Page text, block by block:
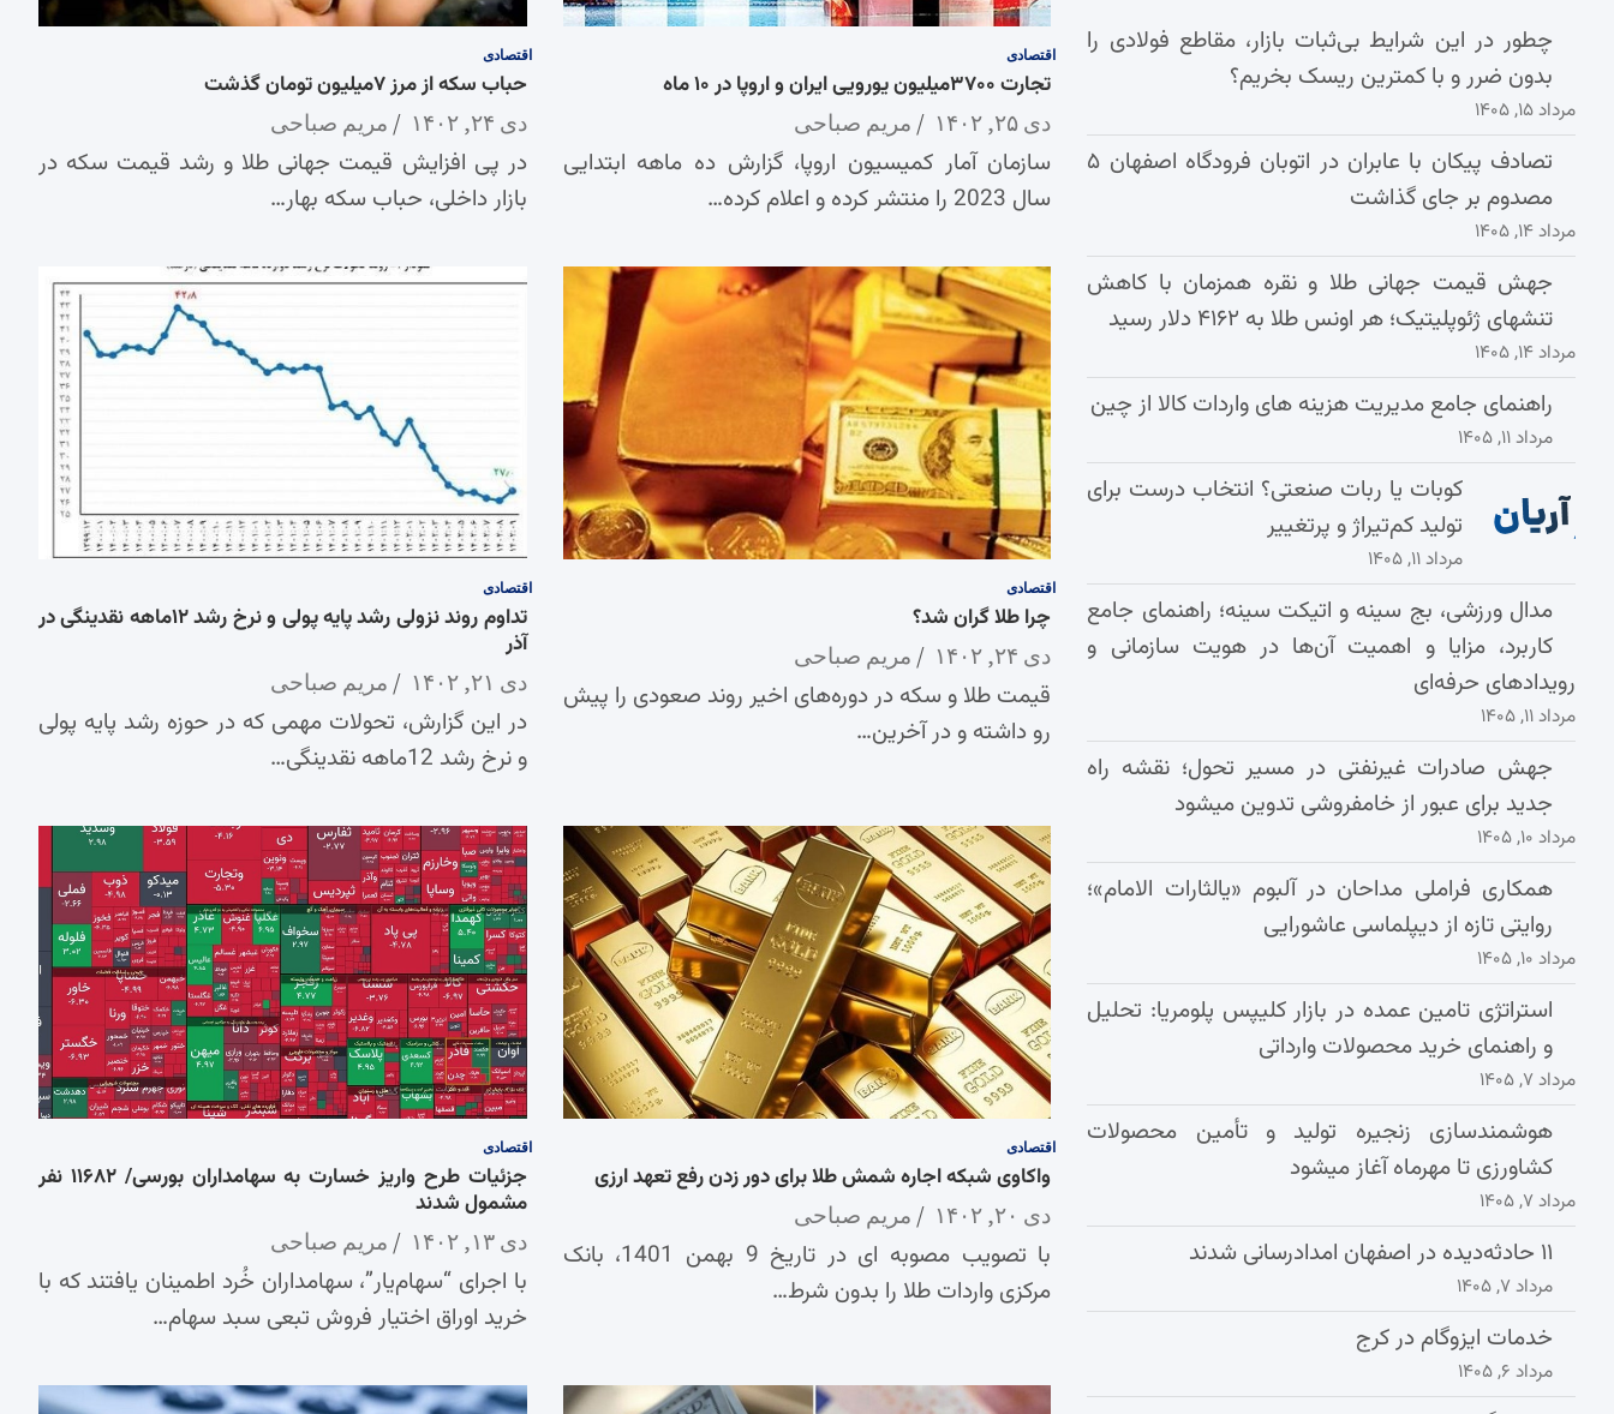
اقتصادی
تجارت ۳۷۰۰میلیون یورویی ایران و اروپا در ۱۰ ماه
دی ۲۵, ۱۴۰۲ مریم صباحی
سازمان آمار کمیسیون اروپا، گزارش ده ماهه ابتدایی
سال 2023 را منتشر کرده و اعلام کرده…
اقتصادی
حباب سکه از مرز ۷میلیون تومان گذشت
دی ۲۴, ۱۴۰۲ مریم صباحی
در پی افزایش قیمت جهانی طلا و رشد قیمت سکه در
بازار داخلی، حباب سکه بهار…
اقتصادی
چرا طلا گران شد؟
دی ۲۴, ۱۴۰۲ مریم صباحی
قیمت طلا و سکه در دوره‌های اخیر روند صعودی را پیش
رو داشته و در آخرین…
اقتصادی
تداوم روند نزولی رشد پایه پولی و نرخ رشد ۱۲ماهه نقدینگی در
آذر
دی ۲۱, ۱۴۰۲ مریم صباحی
در این گزارش، تحولات مهمی که در حوزه رشد پایه پولی
و نرخ رشد 12ماهه نقدینگی…
اقتصادی
واکاوی شبکه اجاره شمش طلا برای دور زدن رفع تعهد ارزی
دی ۲۰, ۱۴۰۲ مریم صباحی
با تصویب مصوبه ای در تاریخ 9 بهمن 1401، بانک
مرکزی واردات طلا را بدون شرط…
اقتصادی
جزئیات طرح واریز خسارت به سهامداران بورسی/ ۱۱۶۸۲ نفر
مشمول شدند
دی ۱۳, ۱۴۰۲ مریم صباحی
با اجرای “سهام‌یار”، سهامداران خُرد اطمینان یافتند که با
خرید اوراق اختیار فروش تبعی سبد سهام…
چطور در این شرایط بی‌ثبات بازار، مقاطع فولادی را
بدون ضرر و با کمترین ریسک بخریم؟
مرداد ۱۵, ۱۴۰۵
تصادف پیکان با عابران در اتوبان فرودگاه اصفهان ۵
مصدوم بر جای گذاشت
مرداد ۱۴, ۱۴۰۵
جهش قیمت جهانی طلا و نقره همزمان با کاهش
تنشهای ژئوپلیتیک؛ هر اونس طلا به ۴۱۶۲ دلار رسید
مرداد ۱۴, ۱۴۰۵
راهنمای جامع مدیریت هزینه‌ های واردات کالا از چین
مرداد ۱۱, ۱۴۰۵
کوبات یا ربات صنعتی؟ انتخاب درست برای
تولید کم‌تیراژ و پرتغییر
مرداد ۱۱, ۱۴۰۵
مدال ورزشی، بج سینه و اتیکت سینه؛ راهنمای جامع
کاربرد، مزایا و اهمیت آن‌ها در هویت سازمانی و
رویدادهای حرفه‌ای
مرداد ۱۱, ۱۴۰۵
جهش صادرات غیرنفتی در مسیر تحول؛ نقشه راه
جدید برای عبور از خامفروشی تدوین میشود
مرداد ۱۰, ۱۴۰۵
همکاری فراملی مداحان در آلبوم «یالثارات الامام»؛
روایتی تازه از دیپلماسی عاشورایی
مرداد ۱۰, ۱۴۰۵
استراتژی تامین عمده در بازار کلیپس پلومریا: تحلیل
و راهنمای خرید محصولات وارداتی
مرداد ۷, ۱۴۰۵
هوشمندسازی زنجیره تولید و تأمین محصولات
کشاورزی تا مهرماه آغاز میشود
مرداد ۷, ۱۴۰۵
۱۱ حادثه‌دیده در اصفهان امدادرسانی شدند
مرداد ۷, ۱۴۰۵
خدمات ایزوگام در کرج
مرداد ۶, ۱۴۰۵